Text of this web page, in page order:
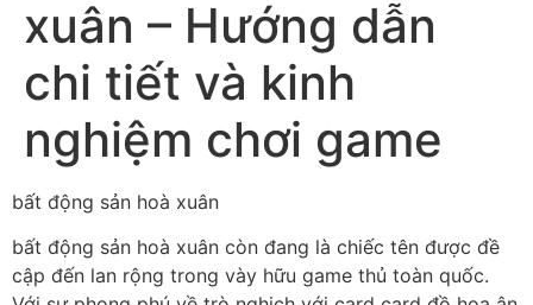
xuân – Hướng dẫn
chi tiết và kinh
nghiệm chơi game
bất động sản hoà xuân
bất động sản hoà xuân còn đang là chiếc tên được đề
cập đến lan rộng trong vày hữu game thủ toàn quốc.